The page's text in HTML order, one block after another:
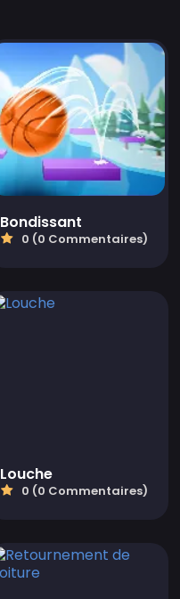
Bondissant
0 (0 Commentaires)
Louche
0 (0 Commentaires)